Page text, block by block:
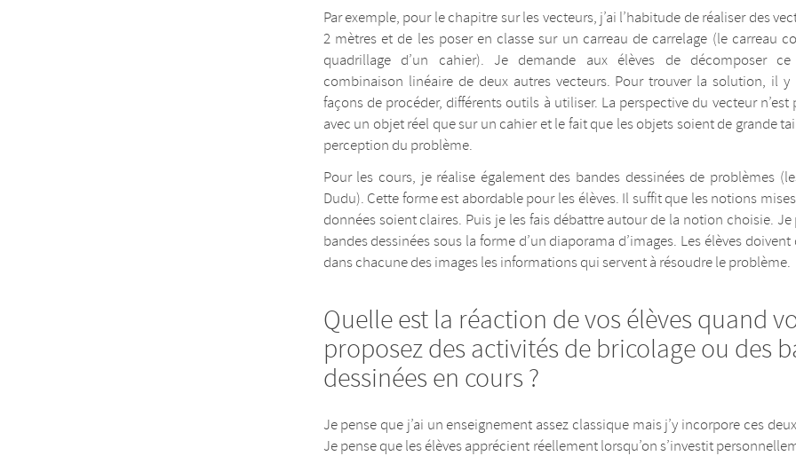
Par exemple, pour le chapitre sur les vecteurs, j’ai l’habitude de réaliser des
2 mètres et de les poser en classe sur un carreau de carrelage (le carreau
quadrillage d’un cahier). Je demande aux élèves de décomposer
combinaison linéaire de deux autres vecteurs. Pour trouver la solution, il y
façons de procéder, différents outils à utiliser. La perspective du vecteur n’est
avec un objet réel que sur un cahier et le fait que les objets soient de grande
perception du problème.
Pour les cours, je réalise également des bandes dessinées de problèmes
Dudu). Cette forme est abordable pour les élèves. Il suffit que les notions
données soient claires. Puis je les fais débattre autour de la notion choisie. Je
bandes dessinées sous la forme d’un diaporama d’images. Les élèves
dans chacune des images les informations qui servent à résoudre le problème.
Quelle est la réaction de vos élèves quand
proposez des activités de bricolage ou des
dessinées en cours ?
Je pense que j’ai un enseignement assez classique mais j’y incorpore ces
Je pense que les élèves apprécient réellement lorsqu’on s’investit